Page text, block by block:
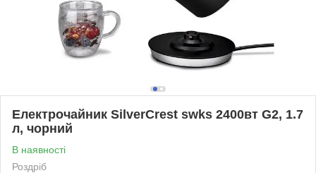
Електрочайник SilverCrest swks 2400вт G2, 1.7
л, чорний
В наявності
Роздріб